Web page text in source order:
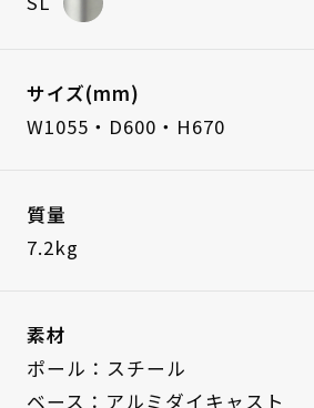
サイズ(mm)
W1055・D600・H670
質量
7.2kg
素材
ポール：スチール
ベース：アルミダイキャスト